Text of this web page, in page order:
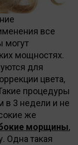
все
могут
мощностях.
для
цвета,
процедуры
в 3 недели и не
же
морщины,
Одна такая